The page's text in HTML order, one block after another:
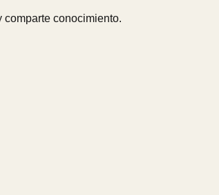
conocimiento.